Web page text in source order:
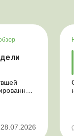
28.07.2026